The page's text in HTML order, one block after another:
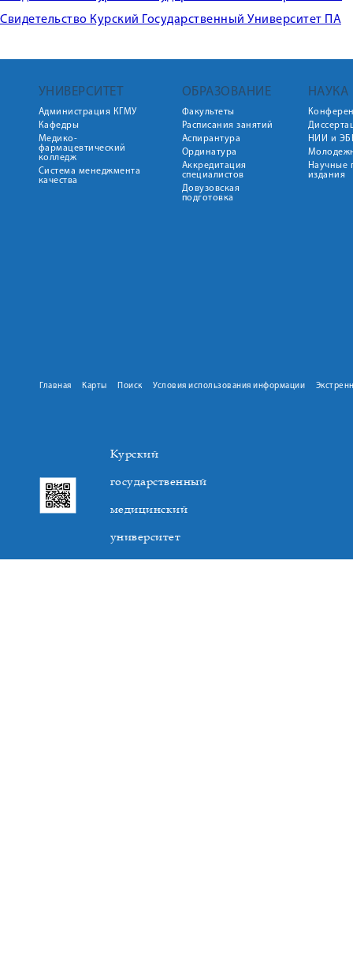
Свидетельство Курский Государственный Университет ПА
УНИВЕРСИТЕТ
Администрация КГМУ
Кафедры
Медико-
фармацевтический
колледж
Система менеджмента
качества
ОБРАЗОВАНИЕ
Факультеты
Расписания занятий
Аспирантура
Ординатура
Аккредитация
специалистов
Довузовская
подготовка
НАУКА
НИИ и
Научные
издания
Главная Карты Поиск Условия использования информации
Курский
государственный
медицинский
университет